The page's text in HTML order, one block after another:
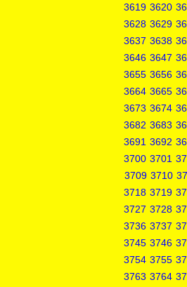
3619 3620
3628 3629
3637 3638
3646 3647
3655 3656
3664 3665
3673 3674
3682 3683
3691 3692
3700 3701
3709 3710
3718 3719
3727 3728
3736 3737
3745 3746
3754 3755
3763 3764